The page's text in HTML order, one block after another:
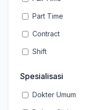
Part Time
Contract
Shift
Spesialisasi
Dokter Umum